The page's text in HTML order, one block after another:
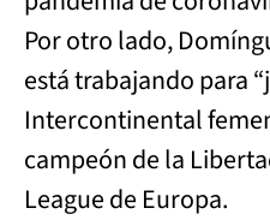
Por otro lado,
está trabajando para
Intercontinental
campeón de la
League de Europa.